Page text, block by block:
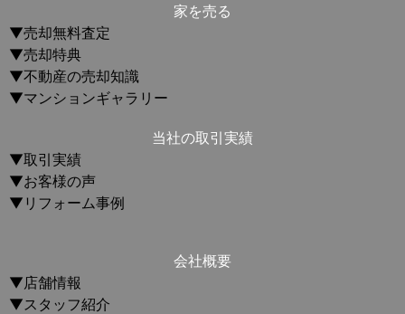
家を売る
▼売却無料査定
▼売却特典
▼不動産の売却知識
▼マンションギャラリー
当社の取引実績
▼取引実績
▼お客様の声
▼リフォーム事例
会社概要
▼店舗情報
▼スタッフ紹介